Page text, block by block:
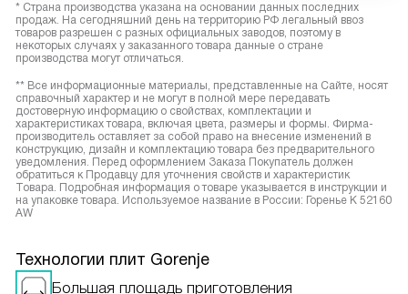
* Страна производства указана на основании данных последних
продаж. На сегодняшний день на территорию РФ легальный ввоз
товаров разрешен с разных официальных заводов, поэтому в
некоторых случаях у заказанного товара данные о стране
производства могут отличаться.
** Все информационные материалы, представленные на Сайте, носят
справочный характер и не могут в полной мере передавать
достоверную информацию о свойствах, комплектации и
характеристиках товара, включая цвета, размеры и формы. Фирма-
производитель оставляет за собой право на внесение изменений в
конструкцию, дизайн и комплектацию товара без предварительного
уведомления. Перед оформлением Заказа Покупатель должен
обратиться к Продавцу для уточнения свойств и характеристик
Товара. Подробная информация о товаре указывается в инструкции и
на упаковке товара. Используемое название в России: Горенье K 52160
AW
Технологии плит Gorenje
Большая площадь приготовления